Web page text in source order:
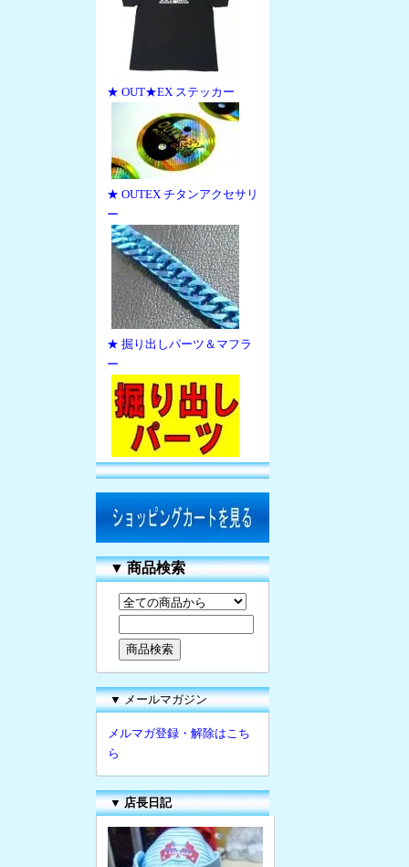
★ OUT★EX ステッカー
★ OUTEX チタンアクセサリ
ー
★ 掘り出しパーツ＆マフラ
ー
▼商品検索
▼ メールマガジン
メルマガ登録・解除はこち
ら
▼ 店長日記